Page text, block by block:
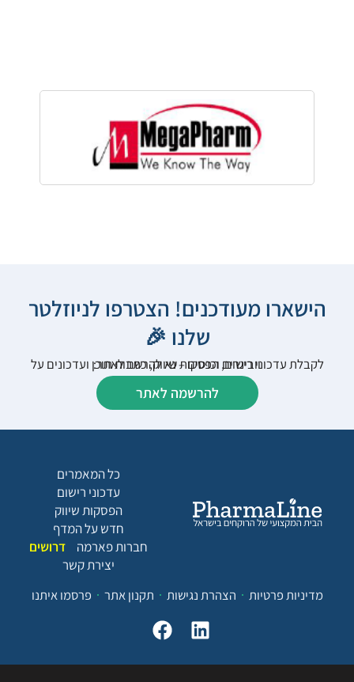
הישארו מעודכנים! הצטרפו לניוזלטר
שלנו 🎉
לקבלת עדכוני רישום, הפסקות שיווק, כתבות תוכן ועדכונים על וובינרים וכנסים – נא להרשם לאתר:
להרשמה לאתר
כל המאמרים
עדכוני רישום
הפסקות שיווק
חדש על המדף
חברות פארמה
דרושים
יצירת קשר
מדיניות פרטיות
הצהרת נגישות תקנון אתר פרסמו איתנו